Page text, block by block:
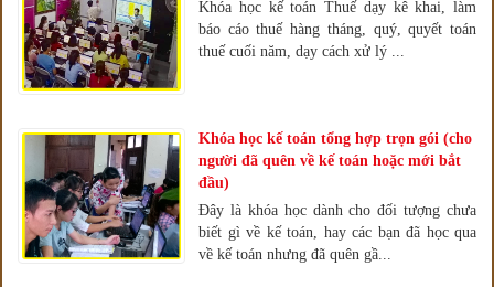
Khóa học kế toán Thuế dạy kê khai, làm
báo cáo thuế hàng tháng, quý, quyết toán
thuế cuối năm, dạy cách xử lý ...
Khóa học kế toán tổng hợp trọn gói (cho
người đã quên về kế toán hoặc mới bắt
đầu)
Đây là khóa học dành cho đối tượng chưa
biết gì về kế toán, hay các bạn đã học qua
về kế toán nhưng đã quên gầ...